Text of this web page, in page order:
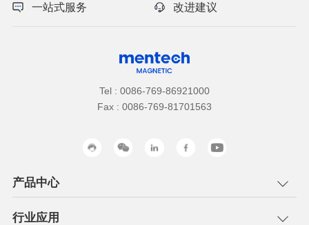
一站式服务 改进建议
Tel : 0086-769-86921000
Fax : 0086-769-81701563
产品中心
行业应用